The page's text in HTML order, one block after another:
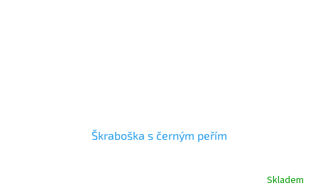
Škraboška s černým peřím
Skladem